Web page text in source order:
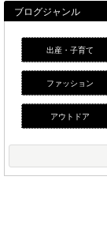
ブログジャンル
出産・子育て
ファッション
アウトドア